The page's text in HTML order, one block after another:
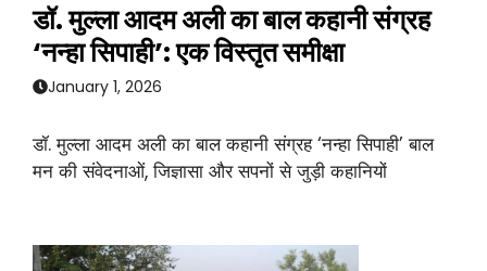
डॉ. मुल्ला आदम अली का बाल कहानी संग्रह
‘नन्हा सिपाही’: एक विस्तृत समीक्षा
January 1, 2026
डॉ. मुल्ला आदम अली का बाल कहानी संग्रह ‘नन्हा सिपाही’ बाल
मन की संवेदनाओं, जिज्ञासा और सपनों से जुड़ी कहानियों